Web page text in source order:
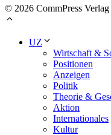
© 2026 CommPress
UZ
Wirtschaft &
Positionen
Anzeigen
Politik
Theorie &
Aktion
Internationales
Kultur